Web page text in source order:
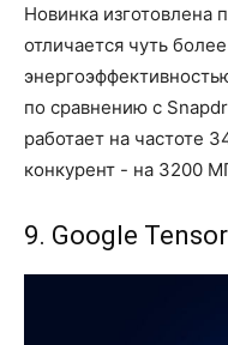
Новинка изготовлена
отличается чуть
по сравнению с
работает на частоте
конкурент - на 3200
9. Google